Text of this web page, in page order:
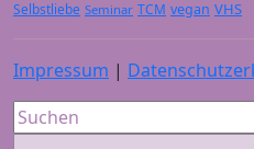
Selbstliebe Seminar TCM vegan VHS
Impressum |